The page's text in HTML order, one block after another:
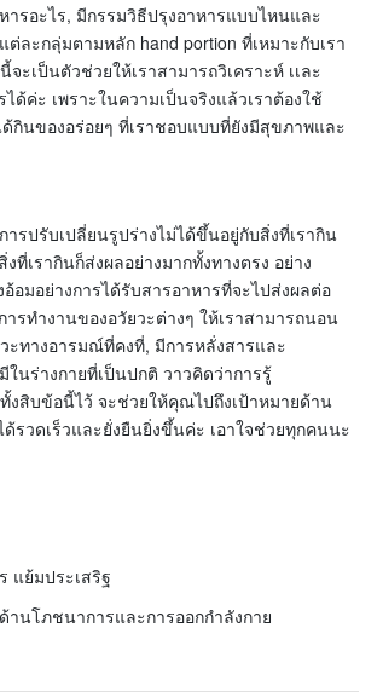
ารอะไร, มีกรรมวิธีปรุงอาหารแบบไหนและ
ละกลุ่มตามหลัก hand portion ที่เหมาะกับเรา
จะเป็นตัวช่วยให้เราสามารถวิเคราะห์ เเละ
ด้ค่ะ เพราะในความเป็นจริงแล้วเราต้องใช้
กินของอร่อยๆ ที่เราชอบแบบที่ยังมีสุขภาพและ
บเปลี่ยนรูปร่างไม่ได้ขึ้นอยู่กับสิ่งที่เรากิน
งที่เรากินก็ส่งผลอย่างมากทั้งทางตรง อย่าง
อมอย่างการได้รับสารอาหารที่จะไปส่งผลต่อ
รทำงานของอวัยวะต่างๆ ให้เราสามารถนอน
ทางอารมณ์ที่คงที่, มีการหลั่งสารและ
ในร่างกายที่เป็นปกติ วาวคิดว่าการรู้
สิบข้อนี้ไว้ จะช่วยให้คุณไปถึงเป้าหมายด้าน
รวดเร็วและยั่งยืนยิ่งขึ้นค่ะ เอาใจช่วยทุกคนนะ
มประเสริฐ
ภชนาการและการออกกำลังกาย